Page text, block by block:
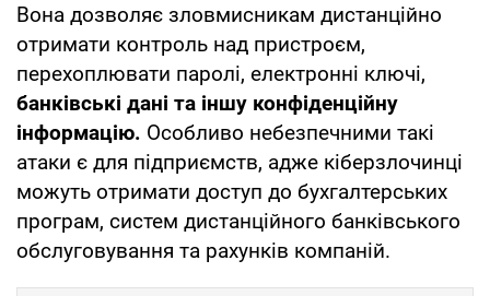
Вона дозволяє зловмисникам дистанційно
отримати контроль над пристроєм,
перехоплювати паролі, електронні ключі,
банківські дані та іншу конфіденційну
інформацію. Особливо небезпечними такі
атаки є для підприємств, адже кіберзлочинці
можуть отримати доступ до бухгалтерських
програм, систем дистанційного банківського
обслуговування та рахунків компаній.